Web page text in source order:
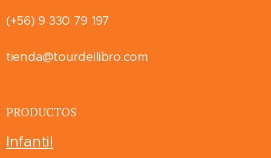
(+56) 9 330 79 197
tienda@tourdellibro.com
PRODUCTOS
Infantil